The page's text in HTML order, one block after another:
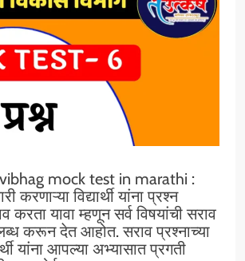
mock test in marathi :
करणाऱ्या विद्यार्थी यांना प्रश्न
करता यावा म्हणून सर्व विषयांची सराव
करून देत आहोत. सराव प्रश्नाच्या
यांना आपल्या अभ्यासात प्रगती